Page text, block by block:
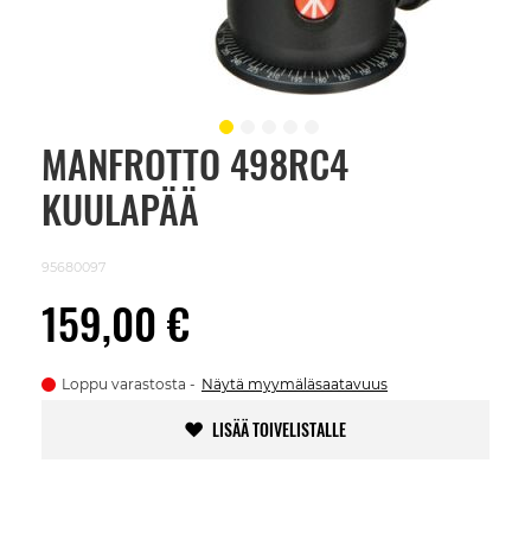
MANFROTTO 498RC4
KUULAPÄÄ
95680097
159,00 €
Loppu varastosta Näytä myymäläsaatavuus
LISÄÄ TOIVELISTALLE
Skip
beginning
images